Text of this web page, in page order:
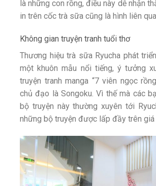
là những con rồng, điều này dễ nhận
in trên cốc trà sữa cũng là hình liên
Không gian truyện tranh tuổi thơ
Thương hiệu trà sữa Ryucha phát
một khuôn mẫu nổi tiếng, ý tưởng
truyện tranh manga “7 viên ngọc
chủ đạo là Songoku. Vì thế mà các
bộ truyện này thường xuyên tới
những bộ truyện được lấp đầy trên giá